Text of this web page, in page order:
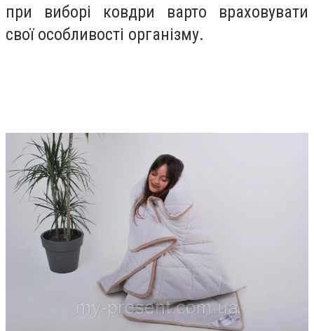
при виборі ковдри варто враховувати
свої особливості організму.